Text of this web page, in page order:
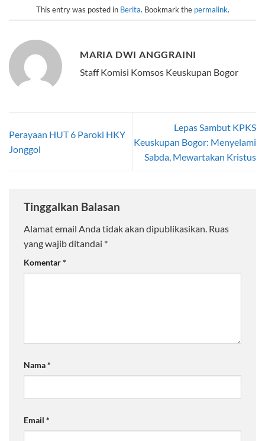
This entry was posted in Berita. Bookmark the permalink.
MARIA DWI ANGGRAINI
Staff Komisi Komsos Keuskupan Bogor
Perayaan HUT 6 Paroki HKY
Jonggol
Lepas Sambut KPKS
Keuskupan Bogor: Menyelami
Sabda, Mewartakan Kristus
Tinggalkan Balasan
Alamat email Anda tidak akan dipublikasikan. Ruas
yang wajib ditandai *
Komentar*
Nama*
Email *